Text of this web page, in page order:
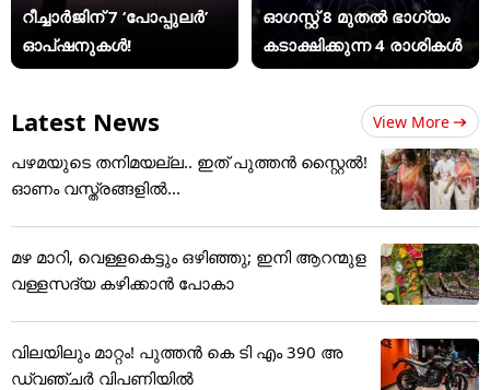
റീച്ചാർജിന് 7 ‘പോപ്പുലർ’
ഓപ്ഷനുകൾ!
ഓഗസ്റ്റ് 8 മുതൽ ഭാഗ്യം
കടാക്ഷിക്കുന്ന 4 രാശികൾ
Latest News View More
പഴമയുടെ തനിമയല്ല.. ഇത് പുത്തൻ സ്റ്റൈൽ!
ഓണം വസ്ത്രങ്ങളിൽ...
മഴ മാറി, വെള്ളകെട്ടും ഒഴിഞ്ഞു; ഇനി ആറന്മുള
വള്ളസദ്യ കഴിക്കാൻ പോകാ
വിലയിലും മാറ്റം! പുത്തൻ കെ ടി എം 390 അ
ഡ്വഞ്ചർ വിപണിയിൽ